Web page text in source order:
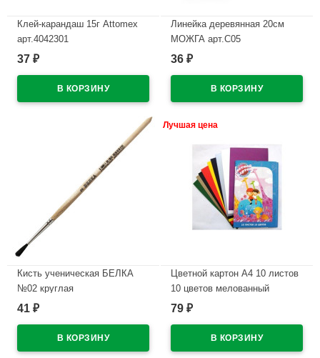
Клей-карандаш 15г Attomex
арт.4042301
В наличии
37 ₽
Линейка деревянная 20см
МОЖГА арт.С05
В наличии
36 ₽
Кисть ученическая БЕЛКА
№02 круглая
В наличии
41 ₽
Лучшая цена
Цветной картон А4 10 листов
10 цветов мелованный
односторонний РАША
79 ₽